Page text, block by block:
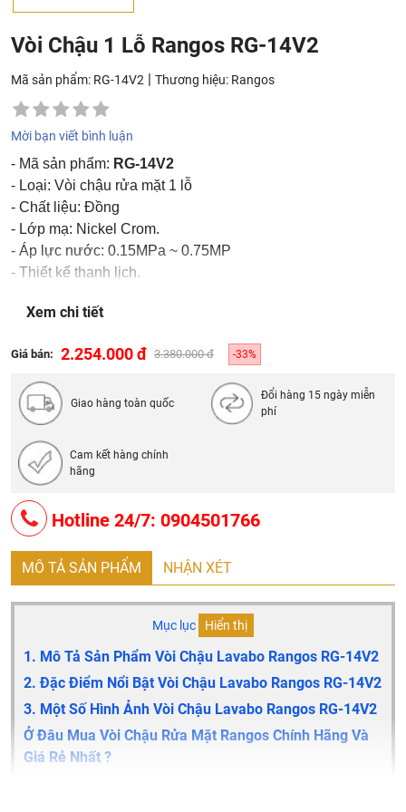
Vòi Chậu 1 Lỗ Rangos RG-14V2
Mã sản phẩm: RG-14V2 | Thương hiệu: Rangos
Mời bạn viết bình luận
- Mã sản phẩm: RG-14V2
- Loại: Vòi chậu rửa mặt 1 lỗ
- Chất liệu: Đồng
- Lớp mạ: Nickel Crom.
- Áp lực nước: 0.15MPa ~ 0.75MP
- Thiết kế thanh lịch.
- Bảo hành: 36 tháng.
- Bộ sản phẩm gồm: vòi chậu x1, 1 đôi dây cấp, 1 bộ xả
inox.
Xem chi tiết
Giá bán: 2.254.000 đ 3.380.000 đ -33%
Giao hàng toàn quốc
Đổi hàng 15 ngày miễn
phí
Cam kết hàng chính
hãng
Hotline 24/7: 0904501766
MÔ TẢ SẢN PHẨM NHẬN XÉT
Mục lục Hiển thị
1. Mô Tả Sản Phẩm Vòi Chậu Lavabo Rangos RG-14V2
2. Đặc Điểm Nổi Bật Vòi Chậu Lavabo Rangos RG-14V2
3. Một Số Hình Ảnh Vòi Chậu Lavabo Rangos RG-14V2
Ở Đâu Mua Vòi Chậu Rửa Mặt Rangos Chính Hãng Và
Giá Rẻ Nhất ?